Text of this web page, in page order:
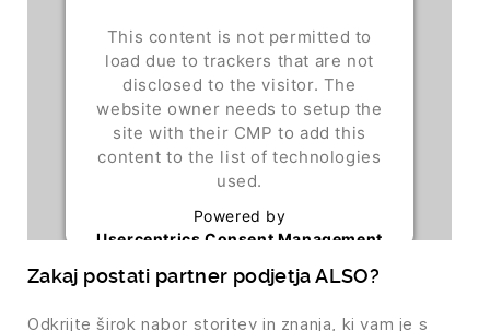
This content is not permitted to
load due to trackers that are not
disclosed to the visitor. The
website owner needs to setup the
site with their CMP to add this
content to the list of technologies
used.
Powered by
Usercentrics Consent Management
Zakaj postati partner podjetja ALSO?
Odkrijte širok nabor storitev in znanja, ki vam je s